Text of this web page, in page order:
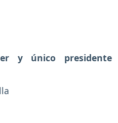
y único presidente